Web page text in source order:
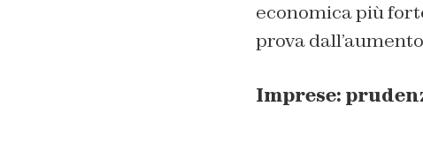
economica più
prova
Imprese: